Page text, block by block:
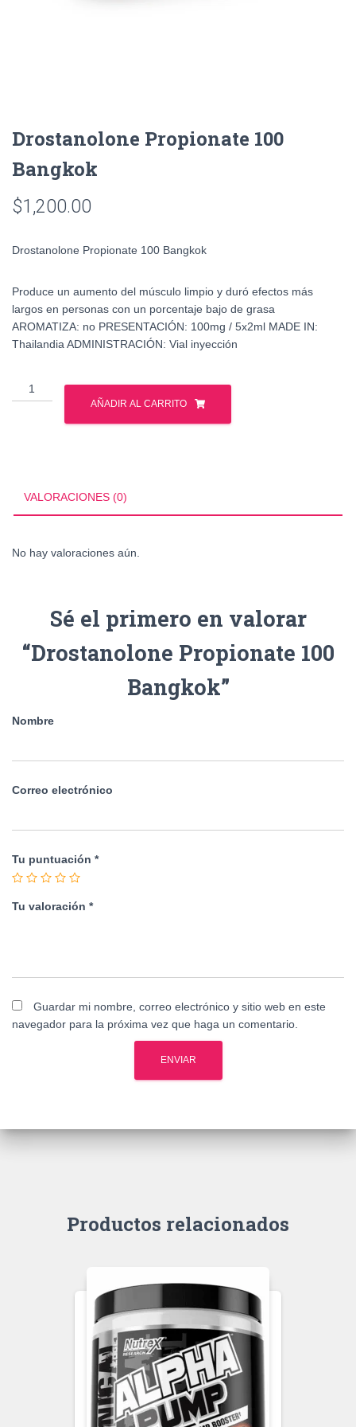
Drostanolone Propionate 100
Bangkok
$1,200.00
Drostanolone Propionate 100 Bangkok
Produce un aumento del músculo limpio y duró efectos más
largos en personas con un porcentaje bajo de grasa
AROMATIZA: no PRESENTACIÓN: 100mg / 5x2ml MADE IN:
Thailandia ADMINISTRACIÓN: Vial inyección
Drostanolone
Propionate
AÑADIR AL CARRITO
VALORACIONES (0)
No hay valoraciones aún.
Sé el primero en valorar
“Drostanolone Propionate 100
Bangkok”
Nombre
Correo electrónico
Tu puntuación *
Tu valoración *
Guardar mi nombre, correo electrónico y sitio web en este
navegador para la próxima vez que haga un comentario.
Productos relacionados